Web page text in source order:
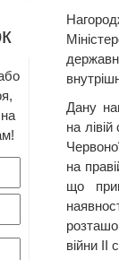
Дану
на
на
що
війни II